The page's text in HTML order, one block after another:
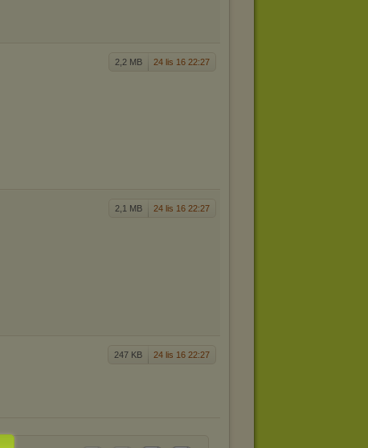
2,2 MB 24 lis 16 22:27
2,1 MB 24 lis 16 22:27
247 KB 24 lis 16 22:27